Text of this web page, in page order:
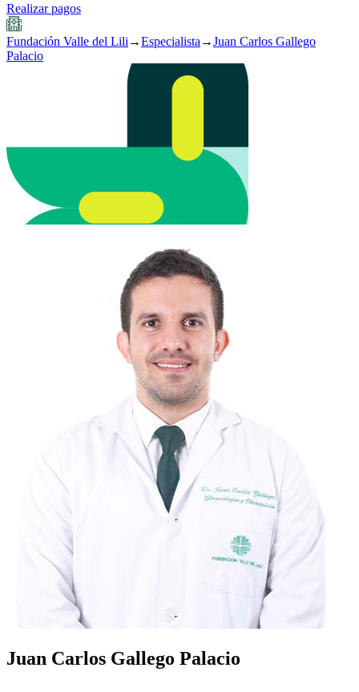
Realizar pagos
Fundación Valle del Lili →Especialista →Juan Carlos Gallego
Palacio
Juan Carlos Gallego Palacio